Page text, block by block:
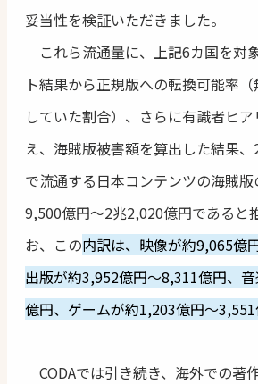
妥当性を検証いただきました。
これら流通量に、上記6カ国を対
ト結果から正規版への転換可能率
していた割合）、さらに有識者ヒ
え、海賊版被害額を算出した結果
で流通する日本コンテンツの海賊
9,500億円～2兆2,020億円であると
お、この内訳は、映像が約9,065億
出版が約3,952億円～8,311億円、
億円、ゲームが約1,203億円～
CODAでは引き続き、海外での著